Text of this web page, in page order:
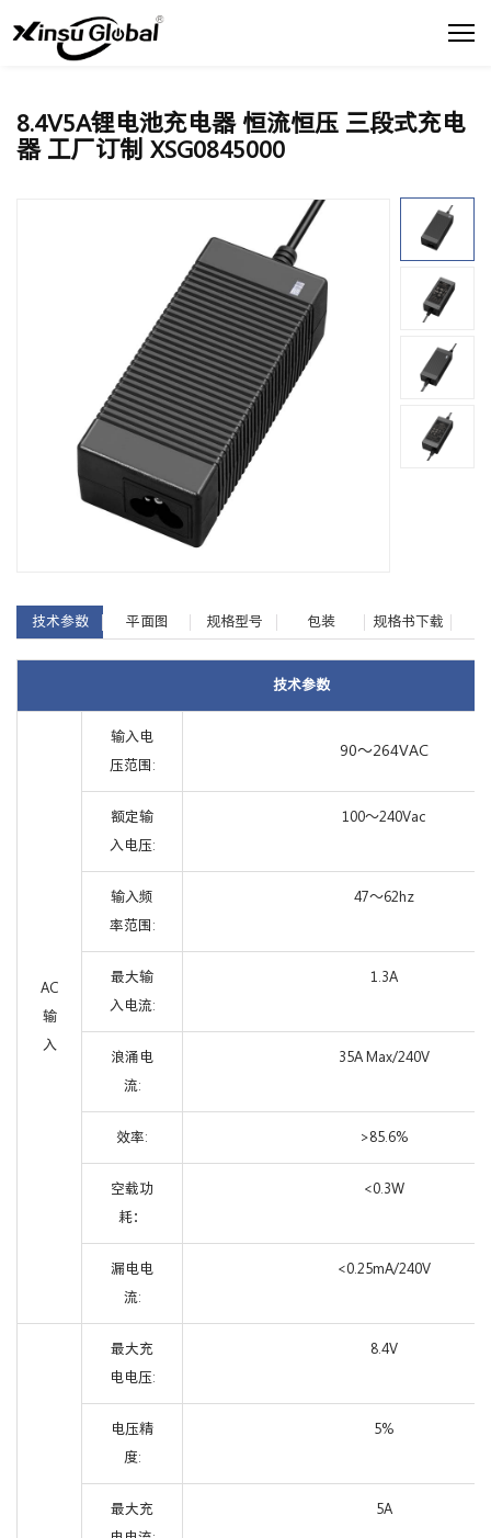
8.4V5A锂电池充电器 恒流恒压 三段式充电
器 工厂订制 XSG0845000
技术参数 平面图 规格型号 包装 规格书下载
技术参数
AC
输
入
输入电
压范围:
90～264VAC
额定输
入电压:
100～240Vac
输入频
率范围:
47～62hz
最大输
入电流:
1.3A
浪涌电
流:
35A Max/240V
效率: >85.6%
空载功
耗：
<0.3W
漏电电
流:
<0.25mA/240V
最大充
电电压:
8.4V
电压精
度:
5%
最大充
5A